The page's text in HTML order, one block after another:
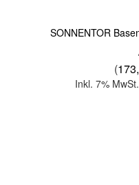
SONNENTOR
(
Inkl. 7% MwSt.